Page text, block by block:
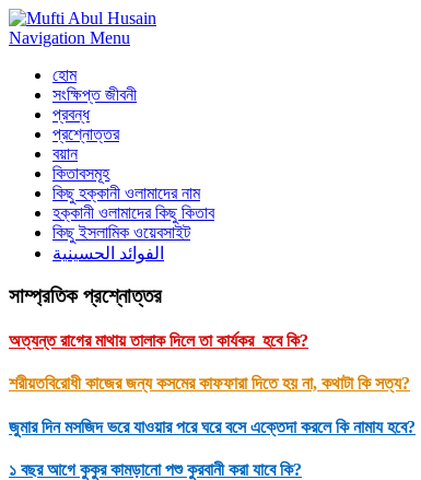
Navigation Menu
হোম
সংক্ষিপ্ত জীবনী
প্রবন্ধ
প্রশ্নোত্তর
বয়ান
কিতাবসমূহ
কিছু হক্কানী ওলামাদের নাম
হক্কানী ওলামাদের কিছু কিতাব
কিছু ইসলামিক ওয়েবসাইট
الفوائد الحسينية
সাম্প্রতিক প্রশ্নোত্তর
অত্যন্ত রাগের মাথায় তালাক দিলে তা কার্যকর হবে কি?
শরীয়তবিরোধী কাজের জন্য কসমের কাফফারা দিতে হয় না, কথাটা কি সত্য?
জুমার দিন মসজিদ ভরে যাওয়ার পরে ঘরে বসে এক্তেদা করলে কি নামায হবে?
১ বছর আগে কুকুর কামড়ানো পশু কুরবানী করা যাবে কি?